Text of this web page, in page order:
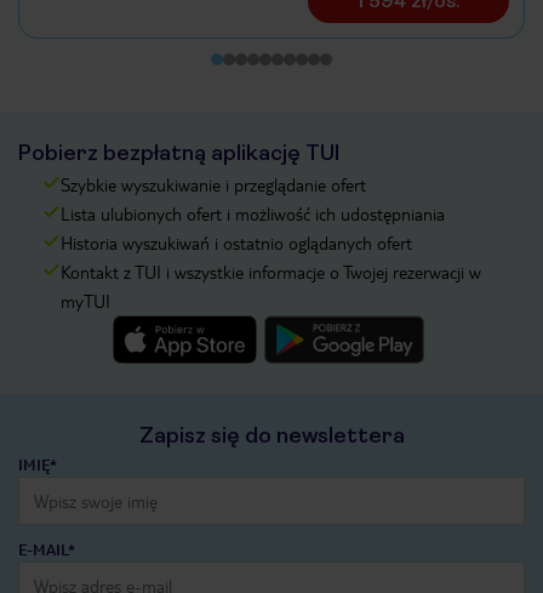
Pobierz bezpłatną aplikację TUI
Szybkie wyszukiwanie i przeglądanie ofert
Lista ulubionych ofert i możliwość ich udostępniania
Historia wyszukiwań i ostatnio oglądanych ofert
Kontakt z TUI i wszystkie informacje o Twojej rezerwacji w
myTUI
Zapisz się do newslettera
IMIĘ*
E-MAIL*